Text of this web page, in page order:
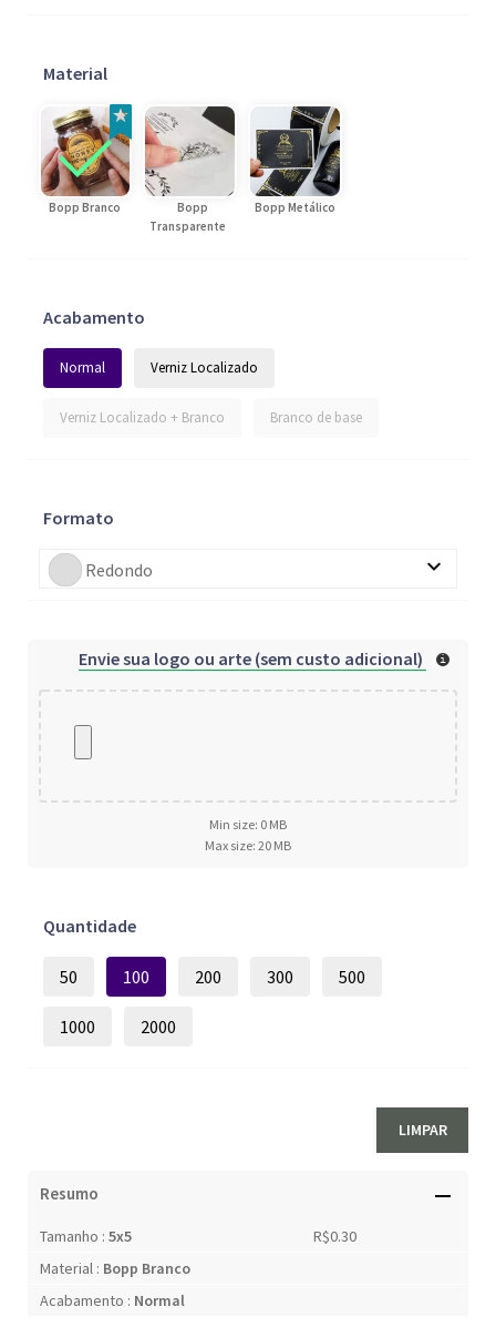
Material
Bopp Branco
Bopp
Transparente
Bopp Metálico
Acabamento
Normal Verniz Localizado
Verniz Localizado + Branco Branco de base
Formato
Redondo
Envie sua logo ou arte (sem custo adicional)
Min size: 0 MB
Max size: 20 MB
Quantidade
50 100 200 300 500
1000 2000
LIMPAR
Resumo
Tamanho : 5x5
R$0.30
Material : Bopp Branco
Acabamento : Normal